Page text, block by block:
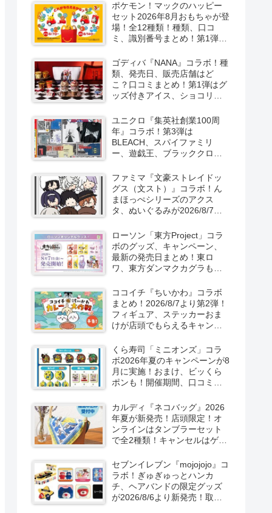
ポケモン！マックのハッピー
セット2026年8月おもちゃが登
場！全12種類！種類、口コ
ミ、識別番号まとめ！第1弾は
ゴディバ『NANA』コラボ！種
類、発売日、販売店舗はど
こ？口コミまとめ！第1弾はグ
ッズ付きアイス、ショコリキ
より新発売！第2弾は限定チョ
コレートなどが2026年10月？
再販売は？
ユニクロ『集英社創業100周
年』コラボ！第3弾は
BLEACH、スパイファミリ
ー、遊戯王、ブラッククロー
の半袖Tシャツが2026/8/7より
新発売！
ファミマ『文豪ストレイドッ
グス（文スト）』コラボ！ん
まほっぺシリーズのアクス
タ、ぬいぐるみが2026/8/7～
ローソン「東方Project」コラ
ボのグッズ、キャンペーン、
最新の発売日まとめ！東ロ
ワ、東方ダンマクカグラも！
LostWordのプラモ風アクキ
ー、カラビナ、クリアファイ
ルが2026/8/7より新発売！
ココイチ『ちいかわ』コラボ
まとめ！2026/8/7より第2弾！
フィギュア、ステッカーおま
けが店頭でもらえるキャンペ
る！
くら寿司「ミニオンズ」コラ
ボ2026年夏のキャンペーンが8
月に実施！おまけ、ビッくら
ポンも！開催期間、口コミ、
カルディ『ネコバッグ』2026
年夏が新発売！店頭限定！オ
ンラインはタンブラーセット
で全2種類！キャンセルはゲリ
セブンイレブン『mojojojo』コ
ラボ！ぎゅぎゅっとハンカ
チ、ヘアバンドの限定グッズ
が2026/8/6より新発売！取扱